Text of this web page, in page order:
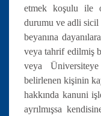
etmek koşulu ile
durumu ve adli sicil
beyanına
veya tahrif edilmiş
veya
belirlenen kişinin
hakkında kanuni
ayrılmışsa